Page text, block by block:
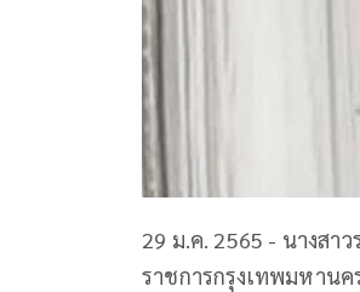
29 ม.ค. 2565 - นางสา
ราชการกรุงเทพมหาน